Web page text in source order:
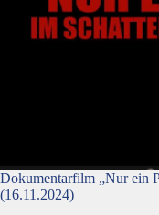
Dokumentarfilm „Nur ein
(16.11.2024)